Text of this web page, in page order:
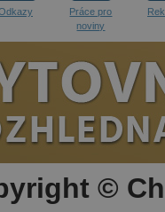
Práce pro
noviny
©